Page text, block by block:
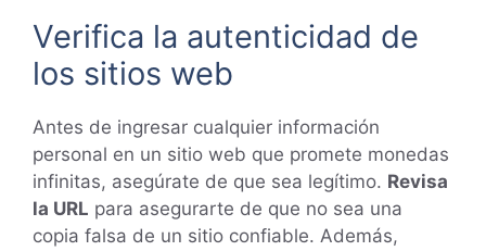
Verifica la autenticidad de
los sitios web
Antes de ingresar cualquier información
personal en un sitio web que promete monedas
infinitas, asegúrate de que sea legítimo. Revisa
la URL para asegurarte de que no sea una
copia falsa de un sitio confiable. Además,